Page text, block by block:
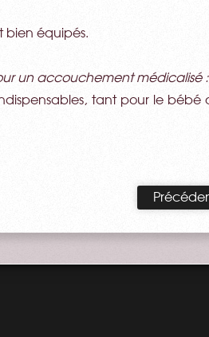
bien équipés.
un accouchement médicalisé :
tant pour le